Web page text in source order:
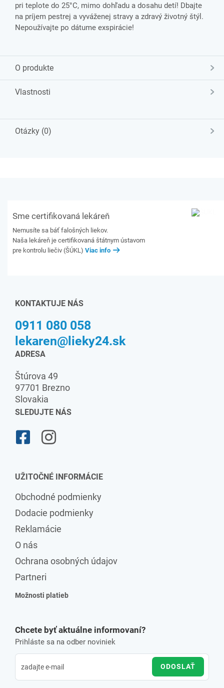
pri teplote do 25°C, mimo dohľadu a dosahu detí! Dbajte
na príjem pestrej a vyváženej stravy a zdravý životný štýl.
Nepoužívajte po dátume exspirácie!
O produkte
Vlastnosti
Otázky (0)
Sme certifikovaná lekáreň
Nemusíte sa báť falošných liekov.
Naša lekáreň je certifikovaná štátnym ústavom
pre kontrolu liečiv (ŠÚKL) Viac info
KONTAKTUJE NÁS
0911 080 058
lekaren@lieky24.sk
ADRESA
Štúrova 49
97701 Brezno
Slovakia
SLEDUJTE NÁS
UŽITOČNÉ INFORMÁCIE
Obchodné podmienky
Dodacie podmienky
Reklamácie
O nás
Ochrana osobných údajov
Partneri
Možnosti platieb
Chcete byť aktuálne informovaní?
Prihláste sa na odber noviniek
ODOSLAŤ